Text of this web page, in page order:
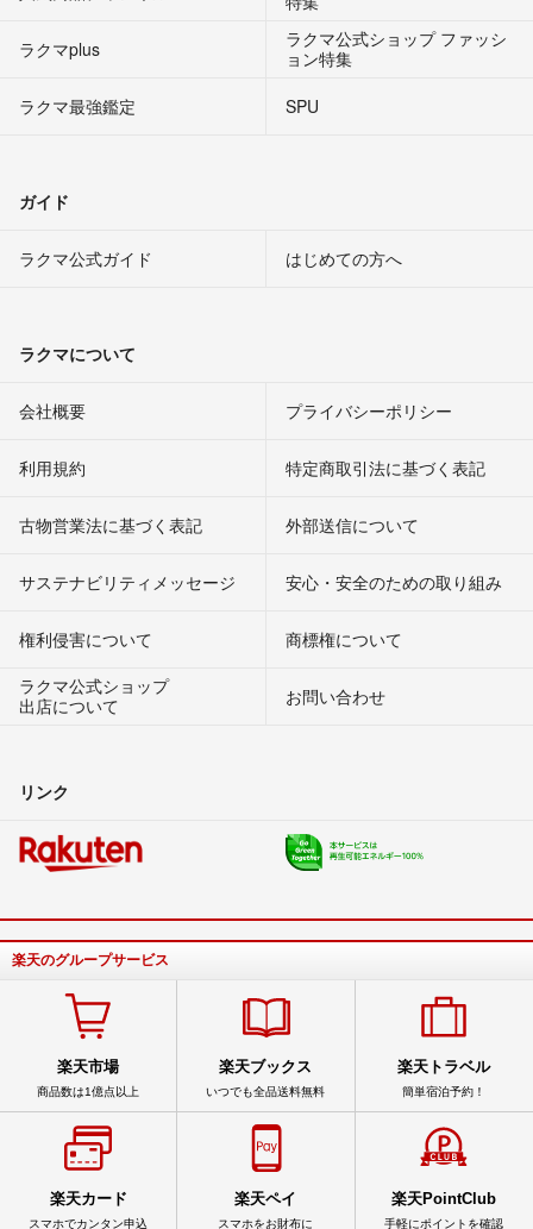
ラクマplus
ラクマ公式ショップ ファッシ
ョン特集
ラクマ最強鑑定
SPU
ガイド
ラクマ公式ガイド はじめての方へ
ラクマについて
会社概要 プライバシーポリシー
利用規約 特定商取引法に基づく表記
古物営業法に基づく表記 外部送信について
サステナビリティメッセージ 安心・安全のための取り組み
権利侵害について
商標権について
ラクマ公式ショップ
出店について
お問い合わせ
リンク
楽天のグループサービス
楽天市場
商品数は1億点以上
楽天ブックス
いつでも全品送料無料
楽天トラベル
簡単宿泊予約！
楽天カード
スマホでカンタン申込
楽天ペイ
スマホをお財布に
楽天PointClub
手軽にポイントを確認